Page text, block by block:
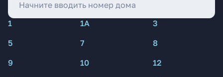
1 1А
3
5
7
8
9
10
12